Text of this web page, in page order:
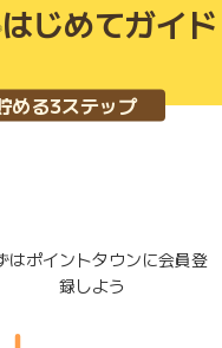
はじめてガイド
める3ステップ
はポイントタウンに会員登
録しよう